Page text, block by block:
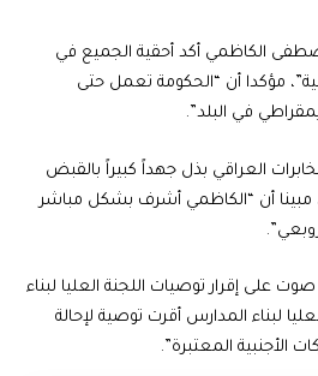
الكاظمي أكد أحقية الجميع في
مؤكدا أن “الحكومة تعمل حتى
في البلد”.
العراقي بذل جهداً كبيراً بالقبض
مبينا أن “الكاظمي أشرف بشكل مباشر
على إقرار توصيات اللجنة العليا لبناء
لبناء المدارس أقرت توصية لإحالة
الأجنبية المعتبرة”.